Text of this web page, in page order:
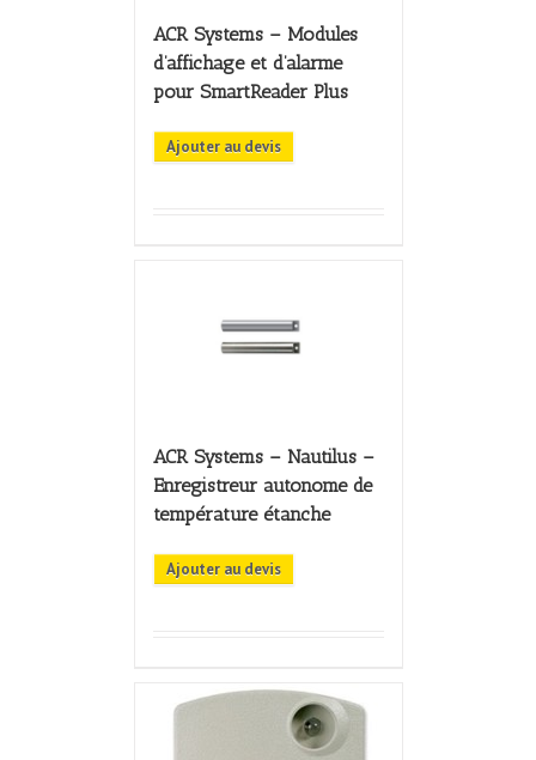
ACR Systems – Modules
d’affichage et d’alarme
pour SmartReader Plus
Ajouter au devis
ACR Systems – Nautilus –
Enregistreur autonome de
température étanche
Ajouter au devis